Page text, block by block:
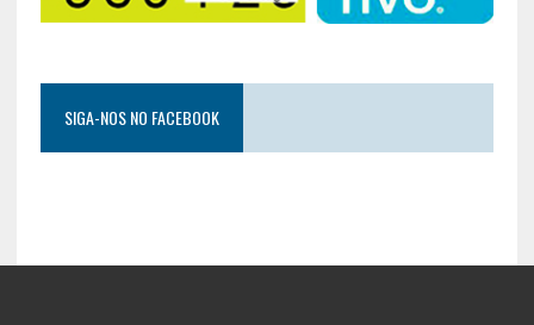
SIGA-NOS NO FACEBOOK